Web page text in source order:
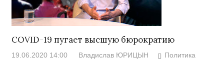
COVID-19 пугает высшую бюрократию
19.06.2020 14:00 Владислав ЮРИЦЫН
Политика